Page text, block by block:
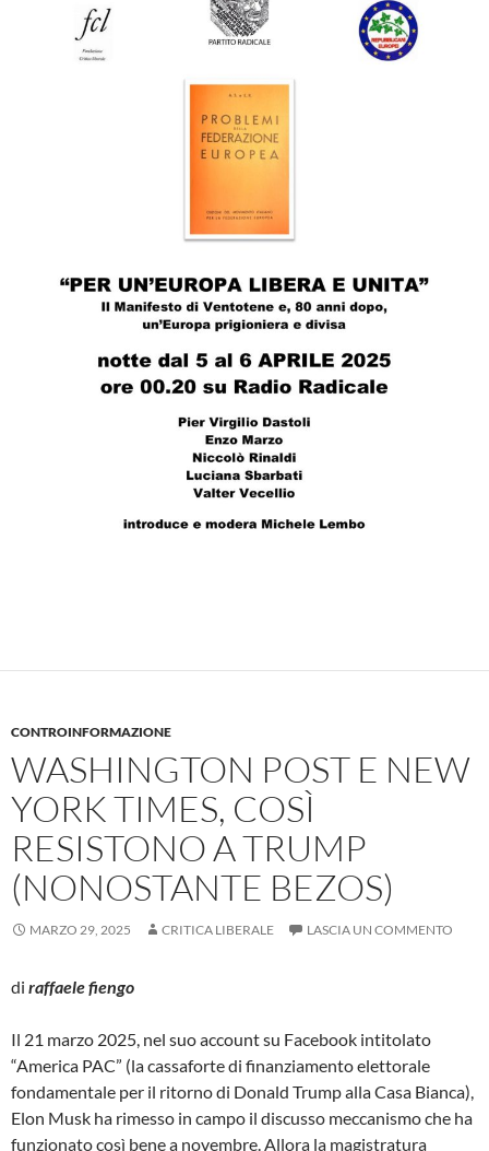
CONTROINFORMAZIONE
WASHINGTON POST E NEW
YORK TIMES, COSÌ
RESISTONO A TRUMP
(NONOSTANTE BEZOS)
MARZO 29, 2025 CRITICA LIBERALE LASCIA UN COMMENTO
di raffaele fiengo
Il 21 marzo 2025, nel suo account su Facebook intitolato
“America PAC” (la cassaforte di finanziamento elettorale
fondamentale per il ritorno di Donald Trump alla Casa Bianca),
Elon Musk ha rimesso in campo il discusso meccanismo che ha
funzionato così bene a novembre. Allora la magistratura